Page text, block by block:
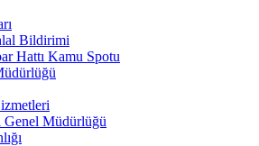
Bildirimi
Hattı Kamu Spotu
Genel Müdürlüğü